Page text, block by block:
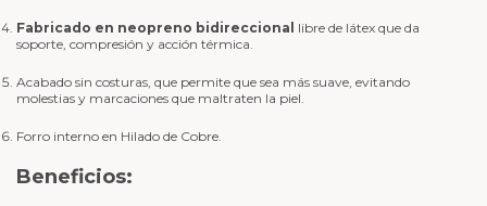
Fabricado en neopreno bidireccional libre de látex que da
soporte, compresión y acción térmica.
Acabado sin costuras, que permite que sea más suave, evitando
molestias y marcaciones que maltraten la piel.
Forro interno en Hilado de Cobre.
Beneficios: